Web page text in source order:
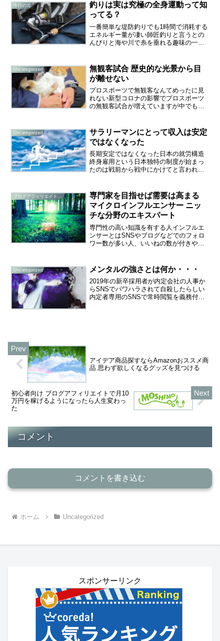
いうのは常に耳を傾けていないとすぐに
追いつけなくなります。...
今日の元
釣りは実は究極の全身運動って知
ってる？
一番簡単な堤防釣りでも1時間で消耗する
エネルギー量が凄い師匠釣りと言うとの
んびりと海や川で糸を垂れる趣味の一つ
やジョギングにも劣らないほどのスゴイ
運動量があります。釣り...
Uncategorized
無観客試合 歴史的な光景から目
が離せない
プロスポーツで無観客なんてめったに見
れない新型コロナの影響でプロスポーツ
の無観客試合が増えていますが中でも僕
収入は激減でしょうが視聴率は上がって
いるらしいです。めった...
Uncategorized
サラリーマンにとって収入は安定
ではなくなった
長期安定ではなくなった日本の就労構造
終身雇用という日本独特の制度が始まっ
たのは戦前から戦中にかけてと言われて
労働者を入社から定年まで雇い続けるこ
とを指します。バブル崩壊...
ブログアフィリエイト研究
専門家を目指せば需要は高まる
マイクロインフルエンサー ニッ
チな分野のエキスパート
専門性の高い知識を有する人インフルエ
ンサーとはSNSやブログなどでのフォロ
ワー数が多い人、いいねの数が付きやす
ケティングの観点から見れば、多くの需
要を喚起できる人とい...
Uncategorized メンタルの強さとは何か・・・
2019年の新卒採用者が内定会社の人事か
らSNSでパワハラされて自殺したらしい
内定者専用のSNSで常時閲覧を義務付
アイデア商品探すならAmazonおススメ商
品 思わず欲しくなるグッズを見つける
初心者向け ブログアフィリエイトで月10
万円を稼げるようになったら人生変わっ
た
コメント
コメントを書き込む
ホーム Uncategorized
スポンサーリンク